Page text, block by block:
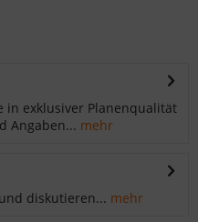
in exklusiver Planenqualität
Angaben... mehr
diskutieren... mehr